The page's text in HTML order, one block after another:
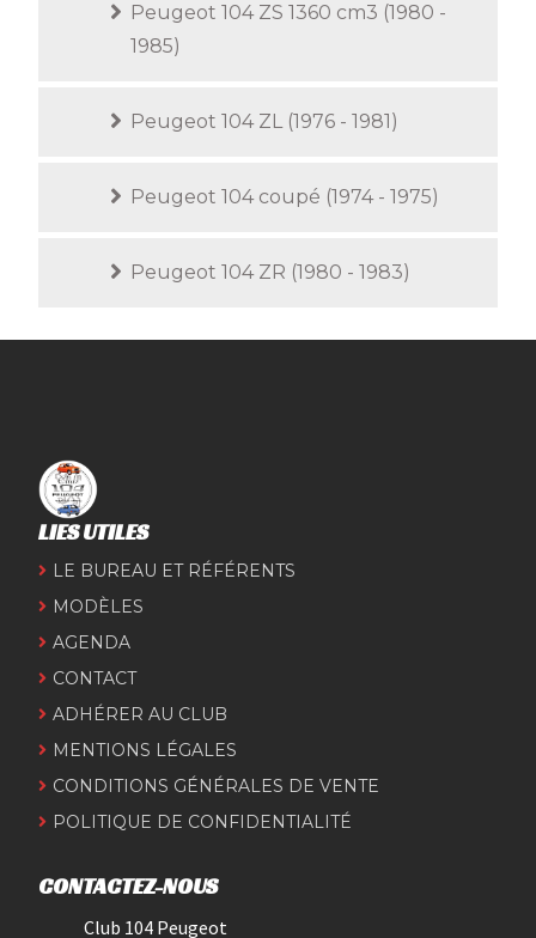
Peugeot 104 ZS 1360 cm3 (1980 -
1985)
Peugeot 104 ZL (1976 - 1981)
Peugeot 104 coupé (1974 - 1975)
Peugeot 104 ZR (1980 - 1983)
LIES UTILES
LE BUREAU ET RÉFÉRENTS
MODÈLES
AGENDA
CONTACT
ADHÉRER AU CLUB
MENTIONS LÉGALES
CONDITIONS GÉNÉRALES DE VENTE
POLITIQUE DE CONFIDENTIALITÉ
CONTACTEZ-NOUS
Club 104 Peugeot